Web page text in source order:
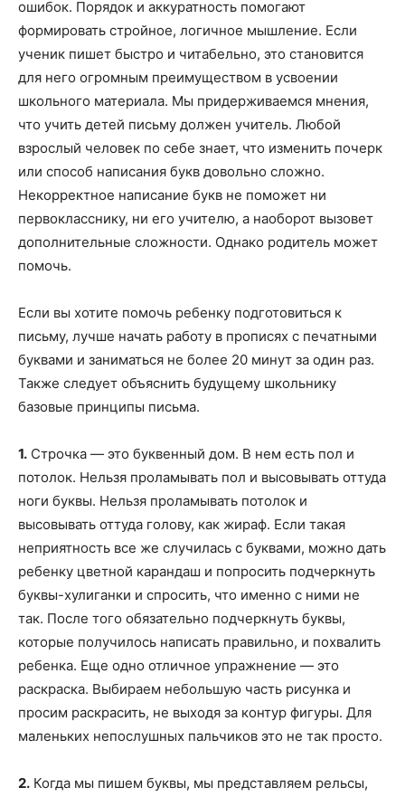
ошибок. Порядок и аккуратность помогают
формировать стройное, логичное мышление. Если
ученик пишет быстро и читабельно, это становится
для него огромным преимуществом в усвоении
школьного материала. Мы придерживаемся мнения,
что учить детей письму должен учитель. Любой
взрослый человек по себе знает, что изменить почерк
или способ написания букв довольно сложно.
Некорректное написание букв не поможет ни
первокласснику, ни его учителю, а наоборот вызовет
дополнительные сложности. Однако родитель может
помочь.
Если вы хотите помочь ребенку подготовиться к
письму, лучше начать работу в прописях с печатными
буквами и заниматься не более 20 минут за один раз.
Также следует объяснить будущему школьнику
базовые принципы письма.
1. Строчка — это буквенный дом. В нем есть пол и
потолок. Нельзя проламывать пол и высовывать оттуда
ноги буквы. Нельзя проламывать потолок и
высовывать оттуда голову, как жираф. Если такая
неприятность все же случилась с буквами, можно дать
ребенку цветной карандаш и попросить подчеркнуть
буквы-хулиганки и спросить, что именно с ними не
так. После того обязательно подчеркнуть буквы,
которые получилось написать правильно, и похвалить
ребенка. Еще одно отличное упражнение — это
раскраска. Выбираем небольшую часть рисунка и
просим раскрасить, не выходя за контур фигуры. Для
маленьких непослушных пальчиков это не так просто.
2. Когда мы пишем буквы, мы представляем рельсы,